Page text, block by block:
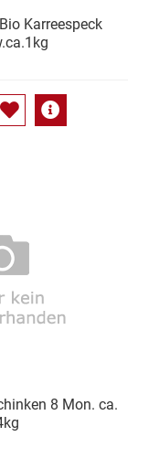
Karreespeck
8 Mon. ca.